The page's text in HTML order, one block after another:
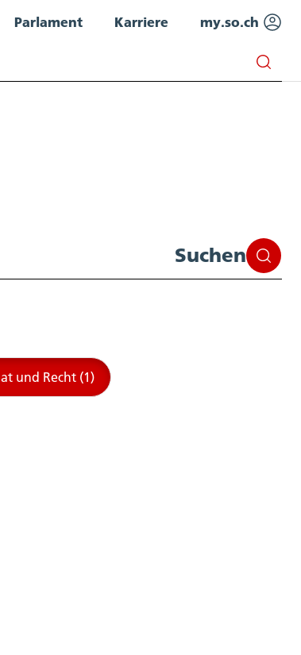
Parlament Karriere my.so.ch
Suchen
und Recht (1)